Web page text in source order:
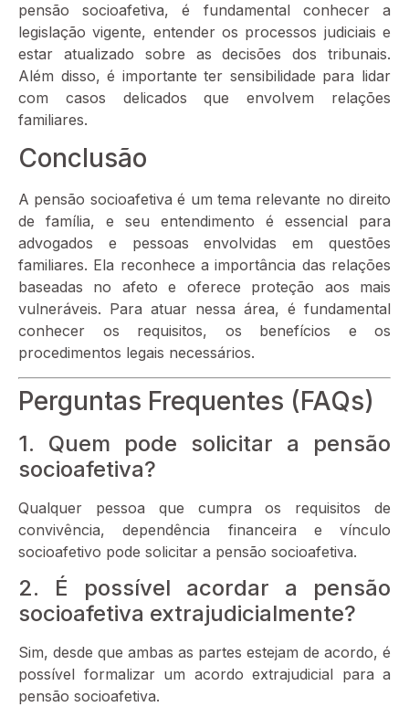
pensão socioafetiva, é fundamental conhecer a
legislação vigente, entender os processos judiciais e
estar atualizado sobre as decisões dos tribunais.
Além disso, é importante ter sensibilidade para lidar
com casos delicados que envolvem relações
familiares.
Conclusão
A pensão socioafetiva é um tema relevante no direito
de família, e seu entendimento é essencial para
advogados e pessoas envolvidas em questões
familiares. Ela reconhece a importância das relações
baseadas no afeto e oferece proteção aos mais
vulneráveis. Para atuar nessa área, é fundamental
conhecer os requisitos, os benefícios e os
procedimentos legais necessários.
Perguntas Frequentes (FAQs)
1. Quem pode solicitar a pensão
socioafetiva?
Qualquer pessoa que cumpra os requisitos de
convivência, dependência financeira e vínculo
socioafetivo pode solicitar a pensão socioafetiva.
2. É possível acordar a pensão
socioafetiva extrajudicialmente?
Sim, desde que ambas as partes estejam de acordo, é
possível formalizar um acordo extrajudicial para a
pensão socioafetiva.